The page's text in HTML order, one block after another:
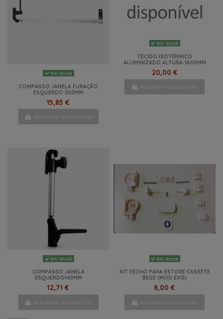
Em Stock
COMPASSO JANELA FURAÇÃO
ESQUERDO 300MM
15,85 €
Adicionar ao carrinho
Em Stock
TECIDO ISOTÉRMICO
ALUMINIZADO ALTURA-1600MM
20,00 €
Adicionar ao carrinho
Em Stock
COMPASSO JANELA
ESQUERDO140MM
12,71 €
Adicionar ao carrinho
Em Stock
KIT FECHO PARA ESTORE CASSETE
BEGE (MOD.EVO)
8,00 €
Adicionar ao carrinho